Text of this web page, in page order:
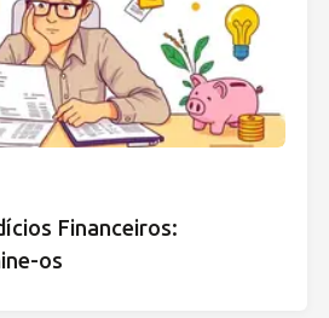
Financeiros:
os